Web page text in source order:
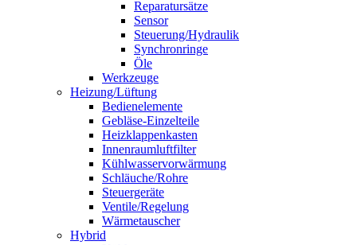
Reparatursätze
Sensor
Steuerung/Hydraulik
Synchronringe
Öle
Werkzeuge
Heizung/Lüftung
Bedienelemente
Gebläse-Einzelteile
Heizklappenkasten
Innenraumluftfilter
Kühlwasservorwärmung
Schläuche/Rohre
Steuergeräte
Ventile/Regelung
Wärmetauscher
Hybrid